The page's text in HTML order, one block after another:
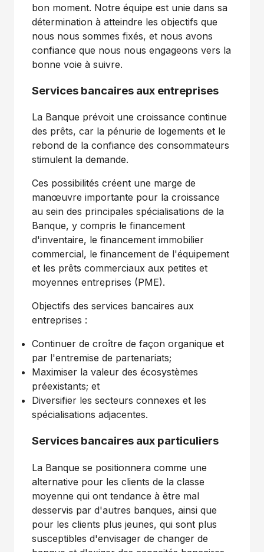
bon moment. Notre équipe est unie dans sa
détermination à atteindre les objectifs que
nous nous sommes fixés, et nous avons
confiance que nous nous engageons vers la
bonne voie à suivre.
Services bancaires aux entreprises
La Banque prévoit une croissance continue
des prêts, car la pénurie de logements et le
rebond de la confiance des consommateurs
stimulent la demande.
Ces possibilités créent une marge de
manœuvre importante pour la croissance
au sein des principales spécialisations de la
Banque, y compris le financement
d'inventaire, le financement immobilier
commercial, le financement de l'équipement
et les prêts commerciaux aux petites et
moyennes entreprises (PME).
Objectifs des services bancaires aux
entreprises :
Continuer de croître de façon organique et
par l'entremise de partenariats;
Maximiser la valeur des écosystèmes
préexistants; et
Diversifier les secteurs connexes et les
spécialisations adjacentes.
Services bancaires aux particuliers
La Banque se positionnera comme une
alternative pour les clients de la classe
moyenne qui ont tendance à être mal
desservis par d'autres banques, ainsi que
pour les clients plus jeunes, qui sont plus
susceptibles d'envisager de changer de